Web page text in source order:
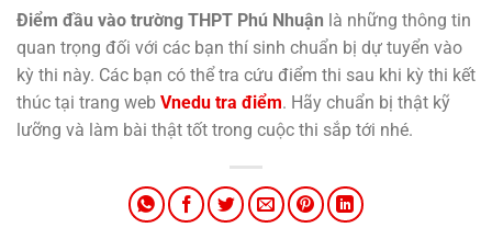
Điểm đầu vào trường THPT Phú Nhuận là những thông tin
quan trọng đối với các bạn thí sinh chuẩn bị dự tuyển vào
kỳ thi này. Các bạn có thể tra cứu điểm thi sau khi kỳ thi kết
thúc tại trang web Vnedu tra điểm. Hãy chuẩn bị thật kỹ
lưỡng và làm bài thật tốt trong cuộc thi sắp tới nhé.